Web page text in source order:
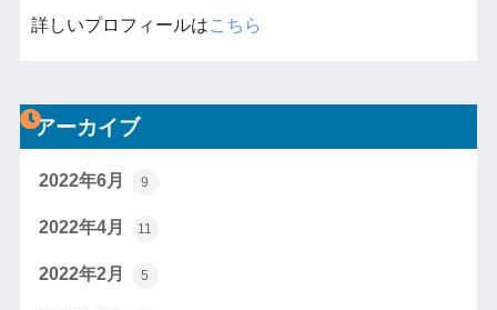
詳しいプロフィールはこちら
アーカイブ
2022年6月 9
2022年4月 11
2022年2月 5